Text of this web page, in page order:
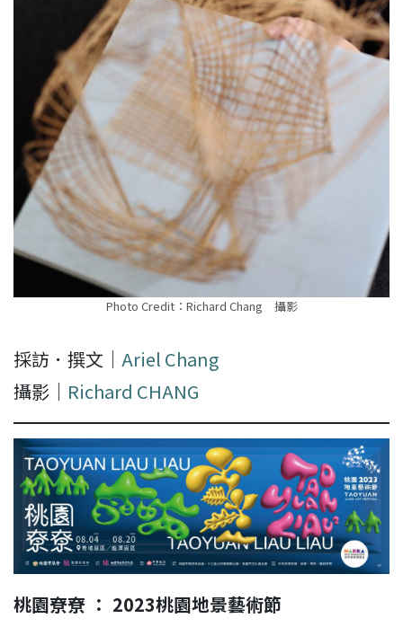
Photo Credit：Richard Chang 攝影
採訪．撰文｜ Ariel Chang
攝影｜ Richard CHANG
桃園尞尞 ： 2023桃園地景藝術節